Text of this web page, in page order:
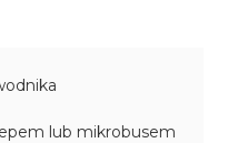
lub mikrobusem